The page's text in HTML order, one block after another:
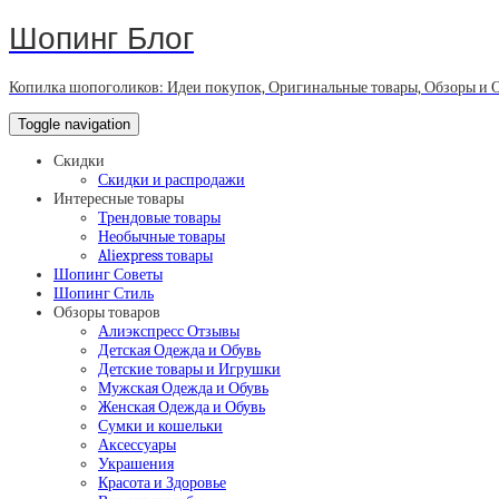
Шопинг Блог
Копилка шопоголиков: Идеи покупок, Оригинальные товары, Обзоры и
Toggle navigation
Скидки
Скидки и распродажи
Интересные товары
Трендовые товары
Необычные товары
Aliexpress товары
Шопинг Советы
Шопинг Стиль
Обзоры товаров
Алиэкспресс Отзывы
Детская Одежда и Обувь
Детские товары и Игрушки
Мужская Одежда и Обувь
Женская Одежда и Обувь
Сумки и кошельки
Аксессуары
Украшения
Красота и Здоровье